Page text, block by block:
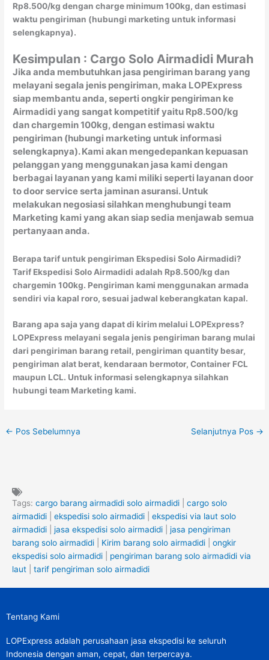
Rp8.500/kg dengan charge minimum 100kg, dan estimasi
waktu pengiriman (hubungi marketing untuk informasi
selengkapnya).
Kesimpulan : Cargo Solo Airmadidi Murah
Jika anda membutuhkan jasa pengiriman barang yang
melayani segala jenis pengiriman, maka LOPExpress
siap membantu anda, seperti ongkir pengiriman ke
Airmadidi yang sangat kompetitif yaitu Rp8.500/kg
dan chargemin 100kg, dengan estimasi waktu
pengiriman (hubungi marketing untuk informasi
selengkapnya). Kami akan mengedepankan kepuasan
pelanggan yang menggunakan jasa kami dengan
berbagai layanan yang kami miliki seperti layanan door
to door service serta jaminan asuransi. Untuk
melakukan negosiasi silahkan menghubungi team
Marketing kami yang akan siap sedia menjawab semua
pertanyaan anda.
Berapa tarif untuk pengiriman Ekspedisi Solo Airmadidi?
Tarif Ekspedisi Solo Airmadidi adalah Rp8.500/kg dan
chargemin 100kg. Pengiriman kami menggunakan armada
sendiri via kapal roro, sesuai jadwal keberangkatan kapal.
Barang apa saja yang dapat di kirim melalui LOPExpress?
LOPExpress melayani segala jenis pengiriman barang mulai
dari pengiriman barang retail, pengiriman quantity besar,
pengiriman alat berat, kendaraan bermotor, Container FCL
maupun LCL. Untuk informasi selengkapnya silahkan
hubungi team Marketing kami.
← Pos Sebelumnya Selanjutnya Pos →
Tags: cargo barang airmadidi solo airmadidi
cargo solo
airmadidi
ekspedisi solo airmadidi
ekspedisi via laut solo
airmadidi
jasa ekspedisi solo airmadidi
jasa pengiriman
barang solo airmadidi
Kirim barang solo airmadidi
ongkir
ekspedisi solo airmadidi
pengiriman barang solo airmadidi via
laut
tarif pengiriman solo airmadidi
Tentang Kami
LOPExpress adalah perusahaan jasa ekspedisi ke seluruh
Indonesia dengan aman, cepat, dan terpercaya.